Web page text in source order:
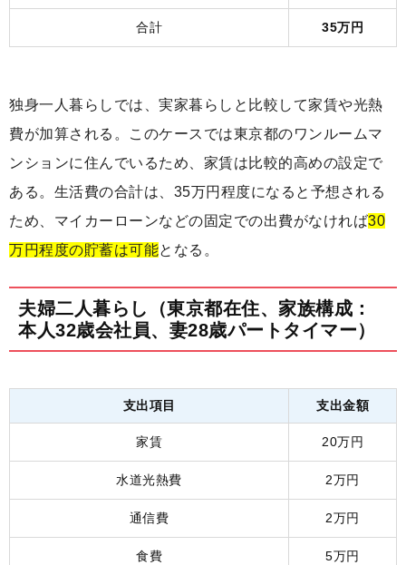
合計 35万円
独身一人暮らしでは、実家暮らしと比較して家賃や光熱
費が加算される。このケースでは東京都のワンルームマ
ンションに住んでいるため、家賃は比較的高めの設定で
ある。生活費の合計は、35万円程度になると予想される
ため、マイカーローンなどの固定での出費がなければ30
万円程度の貯蓄は可能となる。
夫婦二人暮らし（東京都在住、家族構成：
本人32歳会社員、妻28歳パートタイマー）
支出項目 支出金額
家賃 20万円
水道光熱費 2万円
通信費 2万円
食費 5万円